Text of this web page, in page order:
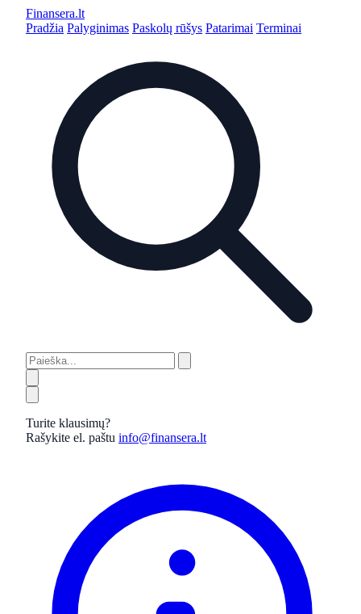
Finansera.lt
Pradžia Palyginimas Paskolų rūšys Patarimai Terminai
Turite klausimų?
Rašykite el. paštu info@finansera.lt